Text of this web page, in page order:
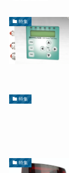
特集
特集
特集